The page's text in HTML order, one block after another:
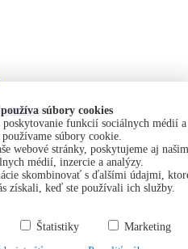
zmluvysúbory cookies
poskytovanie funkcií sociálnych médií a
súbory cookie.
webové stránky, poskytujeme aj našim
médií, inzercie a analýzy.
skombinovať s ďalšími údajmi,
získali, keď ste používali ich služby.
Štatistiky
Marketing